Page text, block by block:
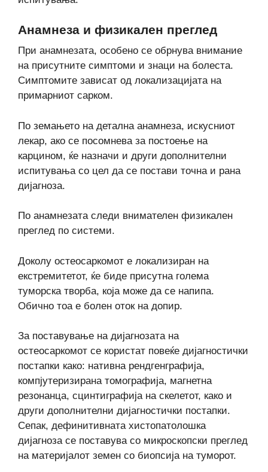
Анамнеза и физикален преглед
При анамнезата, особено се обрнува внимание
на присутните симптоми и знаци на болеста.
Симптомите зависат од локализацијата на
примарниот сарком.
По земањето на детална анамнеза, искусниот
лекар, ако се посомнева за постоење на
карцином, ќе назначи и други дополнителни
испитувања со цел да се постави точна и рана
дијагноза.
По анамнезата следи внимателен физикален
преглед по системи.
Доколу остеосаркомот е локализиран на
екстремитетот, ќе биде присутна голема
туморска творба, која може да се напипа.
Обично тоа е болен оток на допир.
За поставување на дијагнозата на
остеосаркомот се користат повеќе дијагностички
постапки како: нативна рендгенграфија,
компјутеризирана томографија, магнетна
резонанца, сцинтиграфија на скелетот, како и
други дополнителни дијагностички постапки.
Сепак, дефинитивната хистопатолошка
дијагноза се поставува со микроскопски преглед
на материјалот земен со биопсија на туморот.